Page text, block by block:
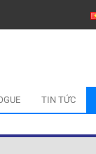
TIN TỨC